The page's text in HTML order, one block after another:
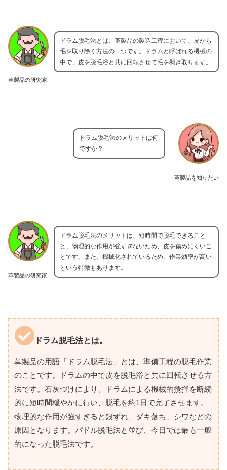
革製品の研究家
ドラム脱毛法とは、革製品の製造工程において、皮から
毛を取り除く方法の一つです。ドラムと呼ばれる機械の
中で、皮を脱毛浴と共に回転させて毛を剥ぎ取ります。
革製品を知りたい
ドラム脱毛法のメリットは何
ですか？
革製品の研究家
ドラム脱毛法のメリットは、短時間で脱毛できること
と、物理的な作用が強すぎないため、皮を傷めにくいこ
とです。また、機械化されているため、作業効率が高い
という特徴もあります。
ドラム脱毛法とは。
革製品の用語「ドラム脱毛法」とは、準備工程の脱毛作業
のことです。ドラムの中で皮を脱毛浴と共に回転させる方
法です。石灰づけにより、ドラムによる機械的攪拌を断続
的に短時間穏やかに行い、脱毛を約1日で完了させます。
物理的な作用が強すぎると銀ずれ、ダキ落ち、シワなどの
原因となります。パドル脱毛法と並び、今日では最も一般
的になった脱毛法です。